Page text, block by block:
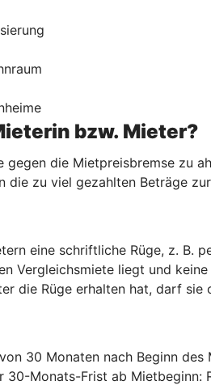
bzw. Mieter?
gegen die Mietpreisbremse zu
die zu viel gezahlten Beträge
eine schriftliche Rüge, z.
Vergleichsmiete liegt und
die Rüge erhalten hat, darf
30 Monaten nach Beginn
30-Monats-Frist ab